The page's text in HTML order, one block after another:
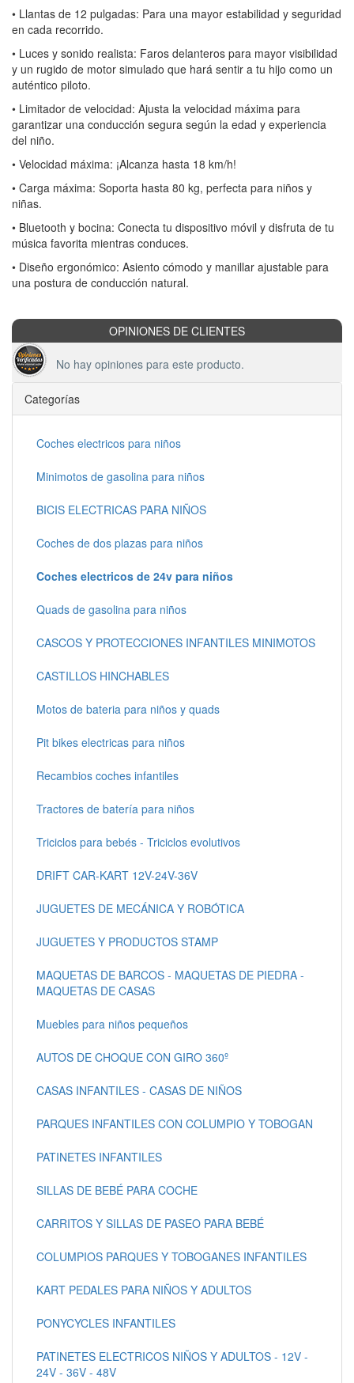
• Llantas de 12 pulgadas: Para una mayor estabilidad y seguridad
en cada recorrido.
• Luces y sonido realista: Faros delanteros para mayor visibilidad
y un rugido de motor simulado que hará sentir a tu hijo como un
auténtico piloto.
• Limitador de velocidad: Ajusta la velocidad máxima para
garantizar una conducción segura según la edad y experiencia
del niño.
• Velocidad máxima: ¡Alcanza hasta 18 km/h!
• Carga máxima: Soporta hasta 80 kg, perfecta para niños y
niñas.
• Bluetooth y bocina: Conecta tu dispositivo móvil y disfruta de tu
música favorita mientras conduces.
• Diseño ergonómico: Asiento cómodo y manillar ajustable para
una postura de conducción natural.
OPINIONES DE CLIENTES
No hay opiniones para este producto.
Categorías
Coches electricos para niños
Minimotos de gasolina para niños
BICIS ELECTRICAS PARA NIÑOS
Coches de dos plazas para niños
Coches electricos de 24v para niños
Quads de gasolina para niños
CASCOS Y PROTECCIONES INFANTILES MINIMOTOS
CASTILLOS HINCHABLES
Motos de bateria para niños y quads
Pit bikes electricas para niños
Recambios coches infantiles
Tractores de batería para niños
Triciclos para bebés - Triciclos evolutivos
DRIFT CAR-KART 12V-24V-36V
JUGUETES DE MECÁNICA Y ROBÓTICA
JUGUETES Y PRODUCTOS STAMP
MAQUETAS DE BARCOS - MAQUETAS DE PIEDRA -
MAQUETAS DE CASAS
Muebles para niños pequeños
AUTOS DE CHOQUE CON GIRO 360º
CASAS INFANTILES - CASAS DE NIÑOS
PARQUES INFANTILES CON COLUMPIO Y TOBOGAN
PATINETES INFANTILES
SILLAS DE BEBÉ PARA COCHE
CARRITOS Y SILLAS DE PASEO PARA BEBÉ
COLUMPIOS PARQUES Y TOBOGANES INFANTILES
KART PEDALES PARA NIÑOS Y ADULTOS
PONYCYCLES INFANTILES
PATINETES ELECTRICOS NIÑOS Y ADULTOS - 12V -
24V - 36V - 48V